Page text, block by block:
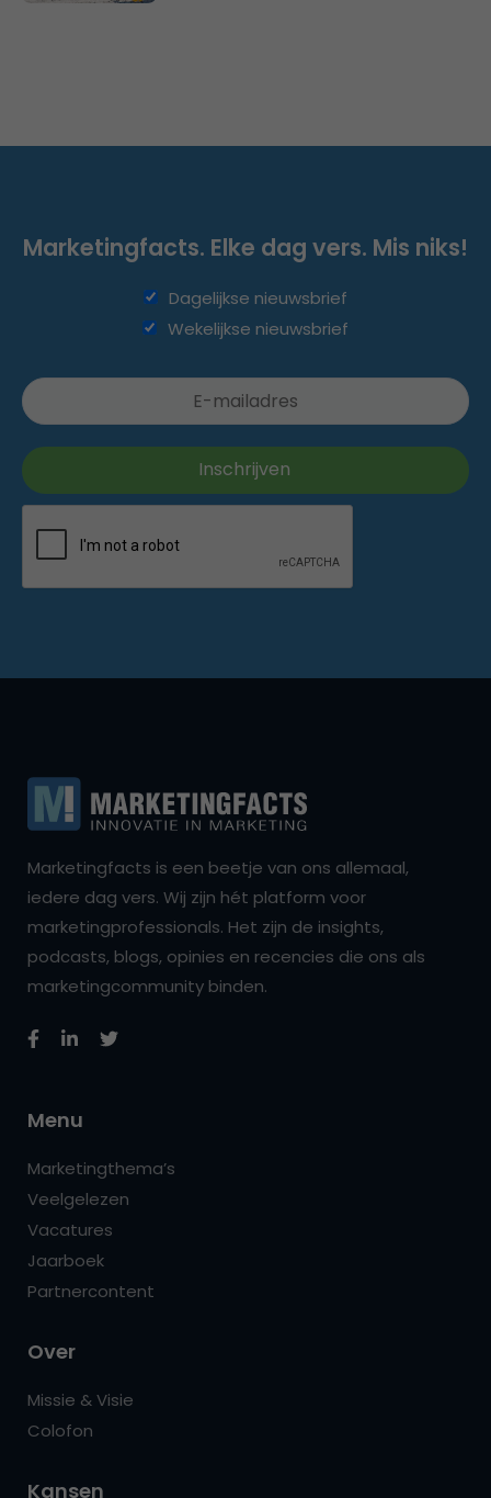
Marketingfacts. Elke dag vers. Mis niks!
Dagelijkse nieuwsbrief
Wekelijkse nieuwsbrief
Marketingfacts is een beetje van ons allemaal,
iedere dag vers. Wij zijn hét platform voor
marketingprofessionals. Het zijn de insights,
podcasts, blogs, opinies en recencies die ons als
marketingcommunity binden.
Menu
Marketingthema’s
Veelgelezen
Vacatures
Jaarboek
Partnercontent
Over
Missie & Visie
Colofon
Kansen